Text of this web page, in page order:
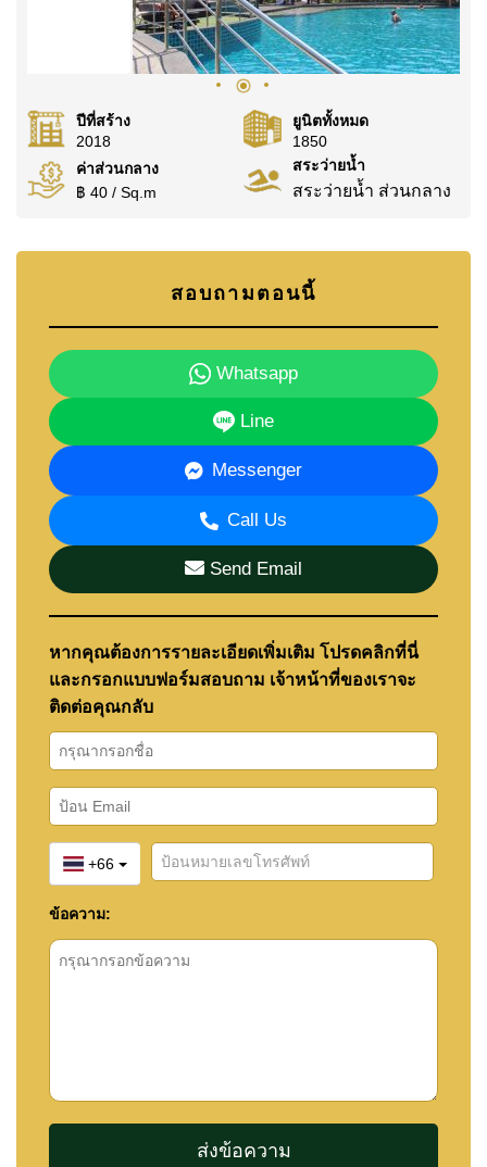
ปีที่สร้าง
2018
ยูนิตทั้งหมด
1850
ค่าส่วนกลาง
฿ 40 / Sq.m
สระว่ายน้ำ
สระว่ายน้ำ ส่วนกลาง
สอบถามตอนนี้
Whatsapp
Line
Messenger
Call Us
Send Email
หากคุณต้องการรายละเอียดเพิ่มเติม โปรดคลิกที่นี่
และกรอกแบบฟอร์มสอบถาม เจ้าหน้าที่ของเราจะ
ติดต่อคุณกลับ
+66
ข้อความ: